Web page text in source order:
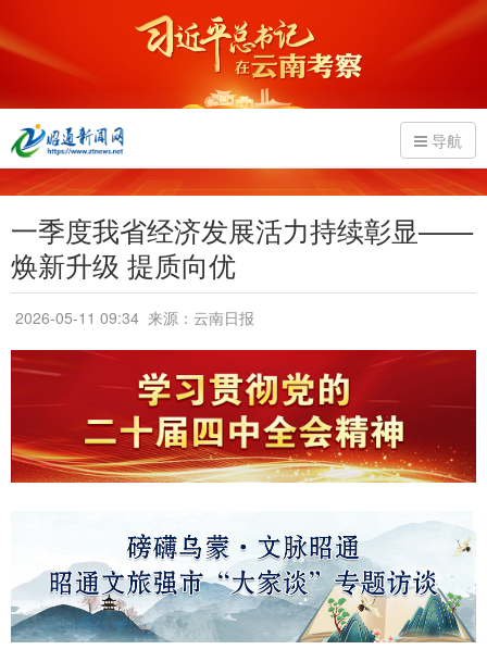
导航
一季度我省经济发展活力持续彰显——
焕新升级 提质向优
2026-05-11 09:34 来源：云南日报